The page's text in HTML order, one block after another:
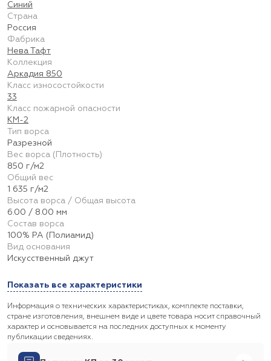
Синий
Страна
Россия
Фабрика
Нева Тафт
Коллекция
Аркадия 850
Класс износостойкости
33
Класс пожарной опасности
КМ-2
Тип ворса
Разрезной
Вес ворса (Плотность)
850 г/м2
Общий вес
1 635 г/м2
Высота ворса / Общая высота
6.00 / 8.00 мм
Состав ворса
100% PA (Полиамид)
Вид основания
Искусственный джут
Показать все характеристики
Информация о технических характеристиках, комплекте поставки,
стране изготовления, внешнем виде и цвете товара носит справочный
характер и основывается на последних доступных к моменту
публикации сведениях.